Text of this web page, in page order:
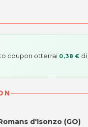
coupon otterrai 0,38 €
d'Isonzo (GO)